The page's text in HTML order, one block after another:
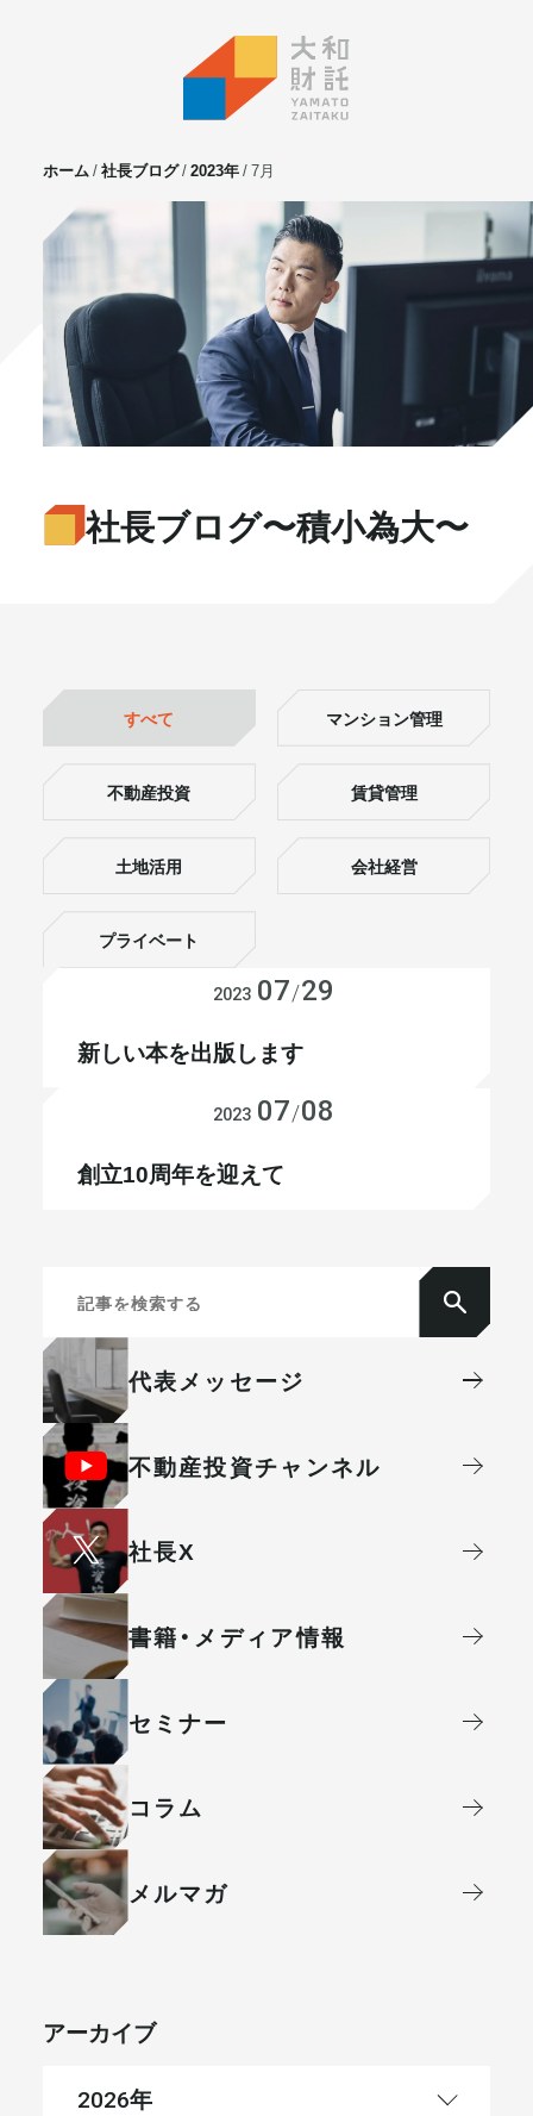
不動産投資
⼟地活⽤
マンション管理
賃貸管理
実需用戸建・マンション
ホテル事業
お客様の声
大和財託の意志
会社情報
代表メッセージ
プライベート相談
コラム
まずは無料で相談
メールマガジン
ホーム 社長ブログ 2023年 7月
社長ブログ〜積小為大〜
すべて マンション管理
不動産投資 賃貸管理
土地活用 会社経営
プライベート
2023 07/29
新しい本を出版します
2023 07/08
創立10周年を迎えて
代表メッセージ
不動産投資チャンネル
社⻑X
書籍・メディア情報
セミナー
コラム
メルマガ
アーカイブ
2026年